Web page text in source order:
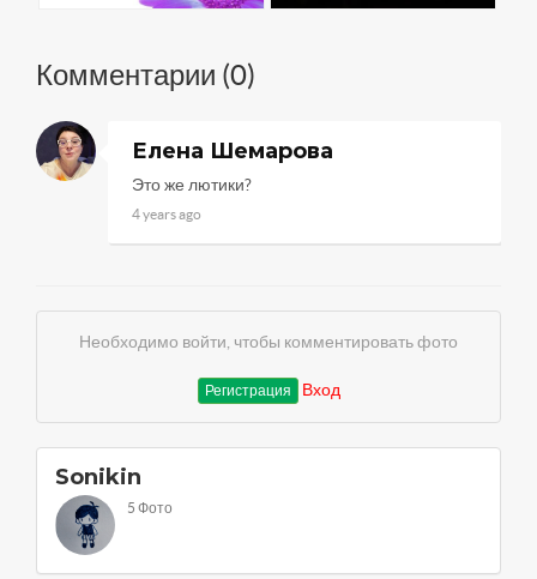
Комментарии (0)
Елена Шемарова
Это же лютики?
4 years ago
Необходимо войти, чтобы комментировать фото
Регистрация Вход
Sonikin
5 Фото